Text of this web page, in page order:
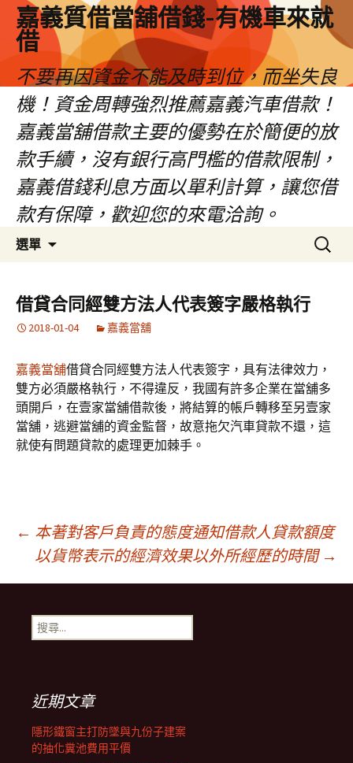
嘉義質借當舖借錢-有機車來就
借
不要再因資金不能及時到位，而坐失良
機！資金周轉強烈推薦嘉義汽車借款！
嘉義當舖借款主要的優勢在於簡便的放
款手續，沒有銀行高門檻的借款限制，
嘉義借錢利息方面以單利計算，讓您借
款有保障，歡迎您的來電洽詢。
選單
容
區
搜
尋
鍵
借貸合同經雙方法人代表簽字嚴格執行
2018-01-04 嘉義當舖
嘉義當舖借貸合同經雙方法人代表簽字，具有法律效力，
雙方必須嚴格執行，不得違反，我國有許多企業在當舖多
頭開戶，在壹家當舖借款後，將結算的帳戶轉移至另壹家
當舖，逃避當舖的資金監督，故意拖欠汽車貸款不還，這
就使有問題貸款的處理更加棘手。
文
章
導
覽
列
← 本著對客戶負責的態度通知借款人貸款額度
以貨幣表示的經濟效果以外所經歷的時間 →
搜
尋
近期文章
隱形鐵窗主打防墜與九份子建案
的抽化糞池費用平價